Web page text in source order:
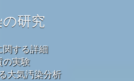
研究
関する詳細
の実験
大気汚染分析